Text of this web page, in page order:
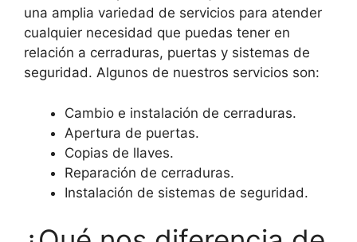
una amplia variedad de servicios para atender
cualquier necesidad que puedas tener en
relación a cerraduras, puertas y sistemas de
seguridad. Algunos de nuestros servicios son:
Cambio e instalación de cerraduras.
Apertura de puertas.
Copias de llaves.
Reparación de cerraduras.
Instalación de sistemas de seguridad.